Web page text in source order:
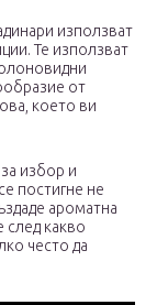
използват
Те използват
от
което ви
избор и
постигне не
ароматна
след какво
често да